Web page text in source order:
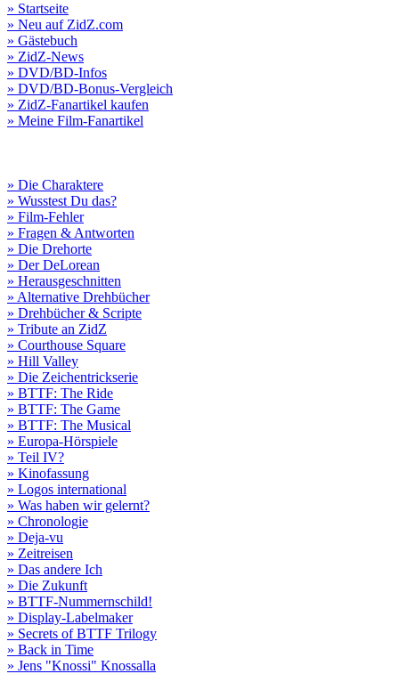
» Startseite
» Neu auf ZidZ.com
» Gästebuch
» ZidZ-News
» DVD/BD-Infos
» DVD/BD-Bonus-Vergleich
» ZidZ-Fanartikel kaufen
» Meine Film-Fanartikel
» Die Charaktere
» Wusstest Du das?
» Film-Fehler
» Fragen & Antworten
» Die Drehorte
» Der DeLorean
» Herausgeschnitten
» Alternative Drehbücher
» Drehbücher & Scripte
» Tribute an ZidZ
» Courthouse Square
» Hill Valley
» Die Zeichentrickserie
» BTTF: The Ride
» BTTF: The Game
» BTTF: The Musical
» Europa-Hörspiele
» Teil IV?
» Kinofassung
» Logos international
» Was haben wir gelernt?
» Chronologie
» Deja-vu
» Zeitreisen
» Das andere Ich
» Die Zukunft
» BTTF-Nummernschild!
» Display-Labelmaker
» Secrets of BTTF Trilogy
» Back in Time
» Jens "Knossi" Knossalla